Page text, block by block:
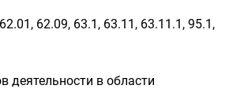
62.09, 63.1, 63.11, 63.11.1, 95.1,
деятельности в области